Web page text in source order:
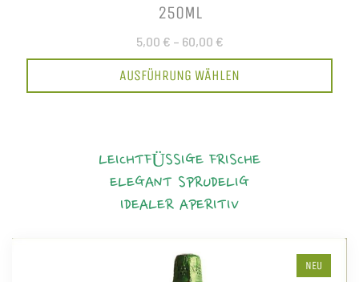
250ML
5,00 € – 60,00 €
AUSFÜHRUNG WÄHLEN
LEICHTFÜSSIGE FRISCHE
ELEGANT SPRUDELIG
IDEALER APERITIV
NEU